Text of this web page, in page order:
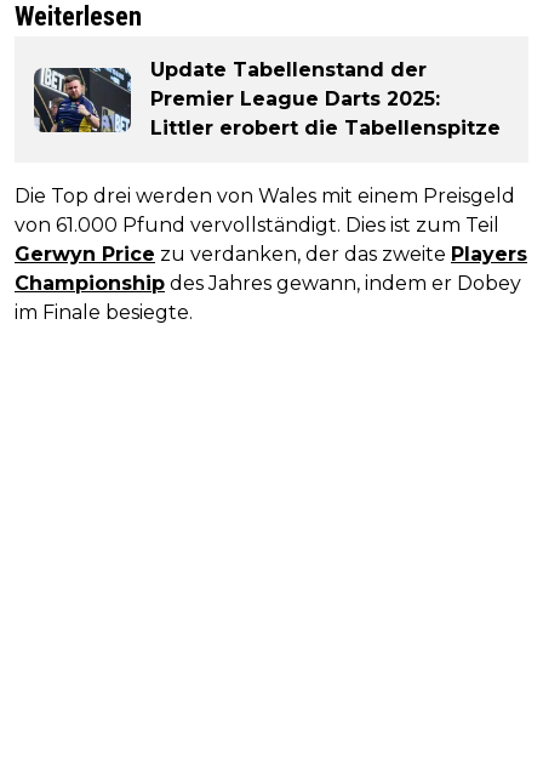
Weiterlesen
Update Tabellenstand der
Premier League Darts 2025:
Littler erobert die Tabellenspitze
Die Top drei werden von Wales mit einem Preisgeld
von 61.000 Pfund vervollständigt. Dies ist zum Teil
Gerwyn Price zu verdanken, der das zweite Players
Championship des Jahres gewann, indem er Dobey
im Finale besiegte.